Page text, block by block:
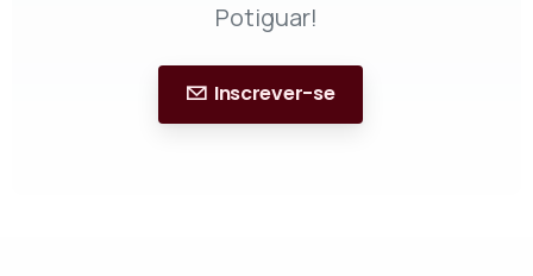
Potiguar!
Inscrever-se